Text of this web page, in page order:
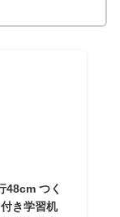
48cm つく
き学習机